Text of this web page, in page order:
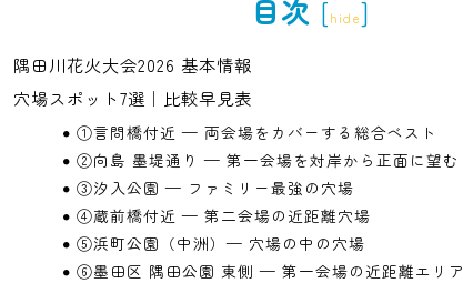
目次 [hide]
隅田川花火大会2026 基本情報
穴場スポット7選｜比較早見表
①言問橋付近 — 両会場をカバーする総合ベスト
②向島 墨堤通り — 第一会場を対岸から正面に望む
③汐入公園 — ファミリー最強の穴場
④蔵前橋付近 — 第二会場の近距離穴場
⑤浜町公園（中洲）— 穴場の中の穴場
⑥墨田区 隅田公園 東側 — 第一会場の近距離エリア